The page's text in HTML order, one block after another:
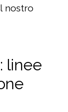
nostro
linee